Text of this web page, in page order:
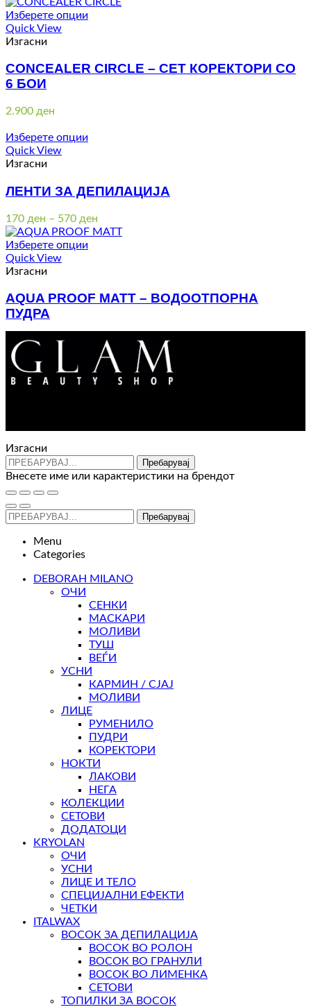
Изберете опции
Quick View
Изгасни
CONCEALER CIRCLE – СЕТ КОРЕКТОРИ СО
6 БОИ
2.900 ден
Изберете опции
Quick View
Изгасни
ЛЕНТИ ЗА ДЕПИЛАЦИЈА
170 ден – 570 ден
range:
Изберете опции
Quick View
Изгасни
AQUA PROOF MATT – ВОДООТПОРНА
ПУДРА
1.200ден
Изгасни
Пребарувај
Внесете име или карактеристики на брендот
Пребарувај
Menu
Categories
DEBORAH MILANO
ОЧИ
СЕНКИ
МАСКАРИ
МОЛИВИ
ТУШ
ВЕЃИ
УСНИ
КАРМИН / СЈАЈ
МОЛИВИ
ЛИЦЕ
РУМЕНИЛО
ПУДРИ
КОРЕКТОРИ
НОКТИ
ЛАКОВИ
НЕГА
КОЛЕКЦИИ
СЕТОВИ
ДОДАТОЦИ
KRYOLAN
ОЧИ
УСНИ
ЛИЦЕ И ТЕЛО
СПЕЦИЈАЛНИ ЕФЕКТИ
ЧЕТКИ
ITALWAX
ВОСОК ЗА ДЕПИЛАЦИЈА
ВОСОК ВО РОЛОН
ВОСОК ВО ГРАНУЛИ
ВОСОК ВО ЛИМЕНКА
СЕТОВИ
ТОПИЛКИ ЗА ВОСОК